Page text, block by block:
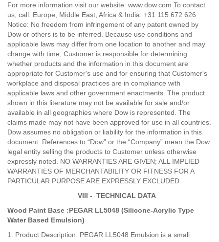
For more information visit our website: www.dow.com To contact
us, call: Europe, Middle East, Africa & India: +31 115 672 626
Notice: No freedom from infringement of any patent owned by
Dow or others is to be inferred. Because use conditions and
applicable laws may differ from one location to another and may
change with time, Customer is responsible for determining
whether products and the information in this document are
appropriate for Customer's use and for ensuring that Customer's
workplace and disposal practices are in compliance with
applicable laws and other government enactments. The product
shown in this literature may not be available for sale and/or
available in all geographies where Dow is represented. The
claims made may not have been approved for use in all countries.
Dow assumes no obligation or liability for the information in this
document. References to “Dow” or the “Company” mean the Dow
legal entity selling the products to Customer unless otherwise
expressly noted. NO WARRANTIES ARE GIVEN; ALL IMPLIED
WARRANTIES OF MERCHANTABILITY OR FITNESS FOR A
PARTICULAR PURPOSE ARE EXPRESSLY EXCLUDED.
VIII - TECHNICAL DATA
Wood Paint Base :PEGAR LL5048 (Silicone-Acrylic Type
Water Based Emulsion)
1. Product Description: PEGAR LL5048 Emulsion is a small